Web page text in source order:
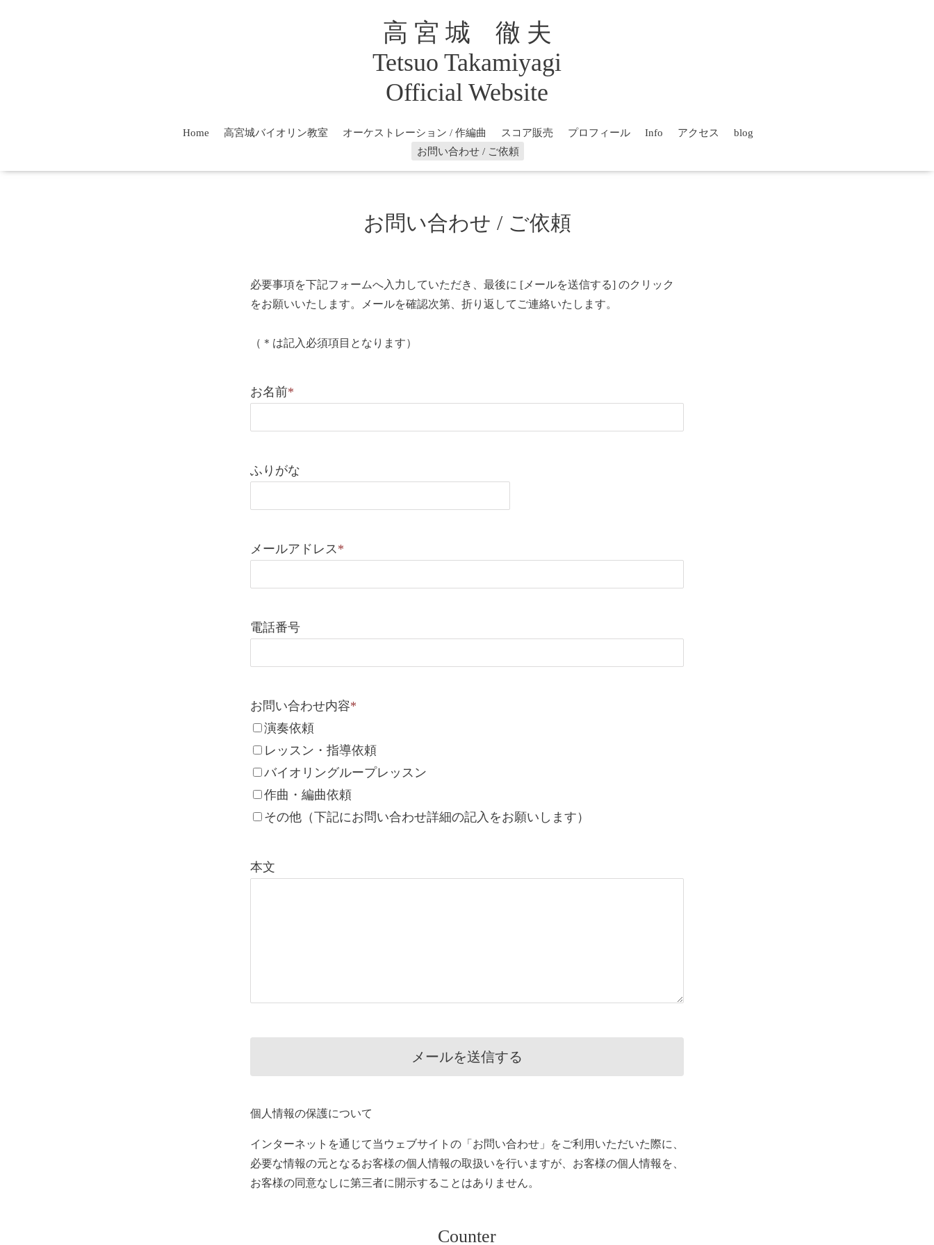
高 宮 城 徹 夫
Tetsuo Takamiyagi
Official Website
Home 高宮城バイオリン教室 オーケストレーション / 作編曲 スコア販売 プロフィール Info アクセス
blog
お問い合わせ / ご依頼
お問い合わせ / ご依頼
必要事項を下記フォームへ入力していただき、最後に [メールを送信する] のクリック
をお願いいたします。メールを確認次第、折り返してご連絡いたします。
（＊は記入必須項目となります）
お名前*
ふりがな
メールアドレス*
電話番号
お問い合わせ内容*
演奏依頼
レッスン・指導依頼
バイオリングループレッスン
作曲・編曲依頼
その他（下記にお問い合わせ詳細の記入をお願いします）
本文
個人情報の保護について
インターネットを通じて当ウェブサイトの「お問い合わせ」をご利用いただいた際に、
必要な情報の元となるお客様の個人情報の取扱いを行いますが、お客様の個人情報を、
お客様の同意なしに第三者に開示することはありません。
Counter